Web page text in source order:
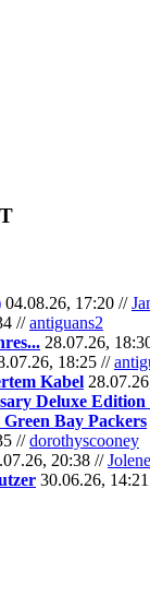
04.08.26, 17:20 //
//antiguans2
28.07.26,
18:25 //
Kabel
Deluxe Edition
Bay Packers
//dorothyscooney
20:38 //
30.06.26,